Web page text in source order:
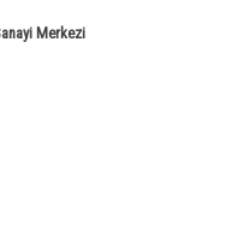
Merkezi